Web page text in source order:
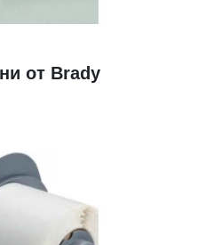
от Brady